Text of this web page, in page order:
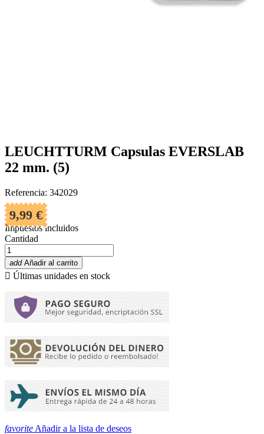
LEUCHTTURM Capsulas EVERSLAB
22 mm. (5)
Referencia: 342029
9,99 €
Impuestos incluidos
Cantidad
add Añadir al carrito
 Últimas unidades en stock
favorite Añadir a la lista de deseos